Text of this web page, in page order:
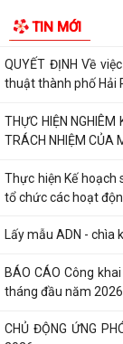
TIN MỚI
BÁO CÁO Công
tháng đầu năm 2026
2026
XÚC CỬ TRI CHUẨN
xã Quý III, IV năm
tổ chức tổng thể của